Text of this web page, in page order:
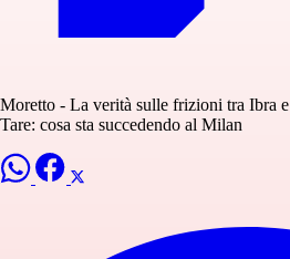
Moretto - La verità sulle frizioni tra Ibra
Tare: cosa sta succedendo al Milan